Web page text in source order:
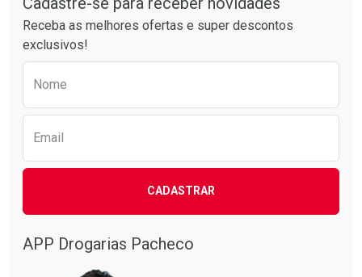
Receba as melhores ofertas e super descontos
exclusivos!
Nome
Email
CADASTRAR
APP Drogarias Pacheco